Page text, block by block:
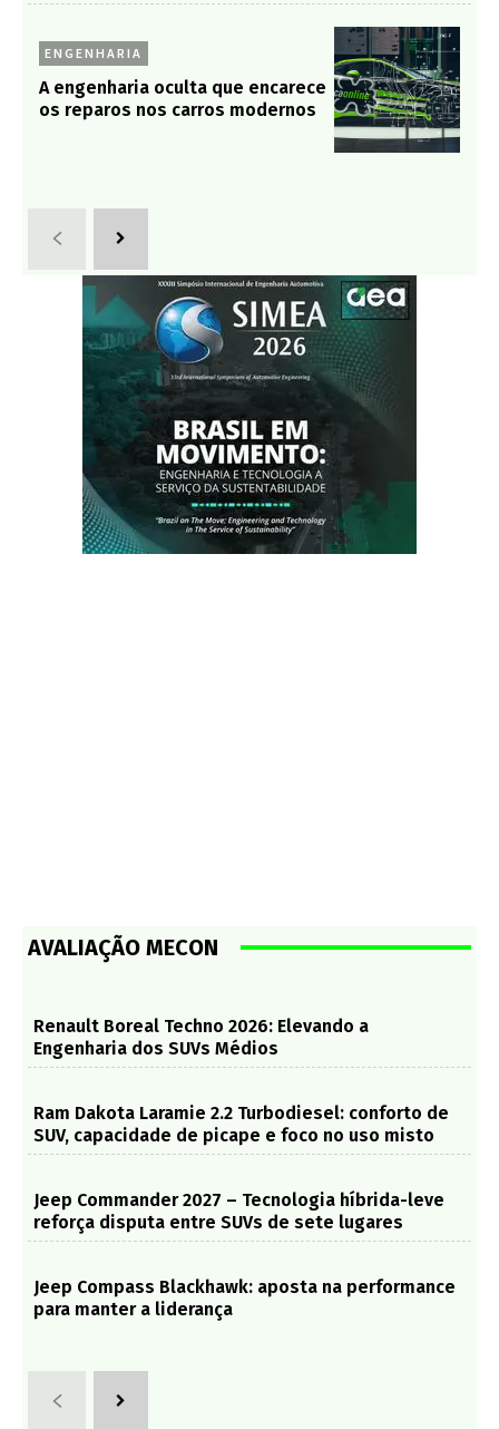
ENGENHARIA
A engenharia oculta que encarece
os reparos nos carros modernos
AVALIAÇÃO MECON
Renault Boreal Techno 2026: Elevando a
Engenharia dos SUVs Médios
Ram Dakota Laramie 2.2 Turbodiesel: conforto de
SUV, capacidade de picape e foco no uso misto
Jeep Commander 2027 – Tecnologia híbrida-leve
reforça disputa entre SUVs de sete lugares
Jeep Compass Blackhawk: aposta na performance
para manter a liderança